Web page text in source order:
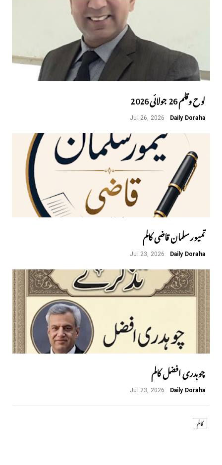
لوح وقلم 26 جولائی 2026
Daily Doraha
Jul 26, 2026
تمیور سلمان قاضی کالم
Daily Doraha
Jul 23, 2026
چوہدری افضل کالم
Daily Doraha
Jul 23, 2026
کالم